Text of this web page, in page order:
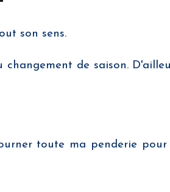
son sens.
de saison.
toute ma penderie